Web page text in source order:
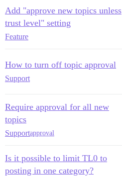
Add "approve new topics unless
trust level" setting
Feature
How to turn off topic approval
Support
Require approval for all new
topics
Supportapproval
Is it possible to limit TL0 to
posting in one category?